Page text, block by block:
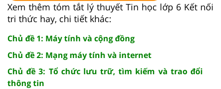
Xem thêm tóm tắt lý thuyết Tin học lớp 6 Kết nối
tri thức hay, chi tiết khác:
Chủ đề 1: Máy tính và cộng đồng
Chủ đề 2: Mạng máy tính và internet
Chủ đề 3: Tổ chức lưu trữ, tìm kiếm và trao đổi
thông tin